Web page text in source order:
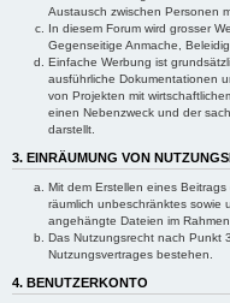
Austausch zwischen Personen
In diesem Forum wird grosser
Gegenseitige Anmache,
Einfache Werbung ist
ausführliche Dokumentationen
von Projekten mit
einen Nebenzweck und der
darstellt.
3. EINRÄUMUNG VON
Mit dem Erstellen eines
räumlich unbeschränktes sowie
angehängte Dateien im
Das Nutzungsrecht nach Punkt
Nutzungsvertrages bestehen.
4. BENUTZERKONTO